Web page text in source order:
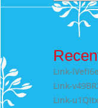
naar:
Link-
Link-
Link-